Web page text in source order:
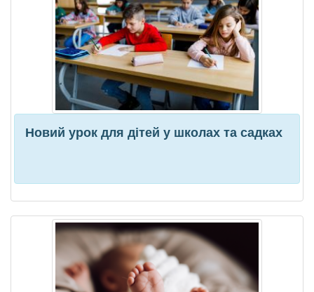
Новий урок для дітей у школах та садках